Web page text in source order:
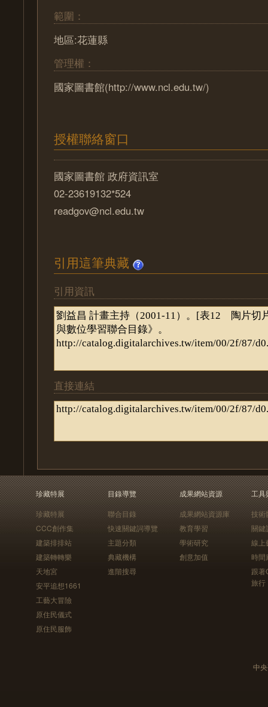
範圍：
地區:花蓮縣
管理權：
國家圖書館(http://www.ncl.edu.tw/)
授權聯絡窗口
國家圖書館 政府資訊室
02-23619132*524
readgov@ncl.edu.tw
引用這筆典藏
引用資訊
直接連結
珍藏特展
珍藏特展
CCC創作集
建築排排站
建築轉轉樂
天地宮
安平追想1661
工藝大冒險
原住民儀式
原住民服飾
目錄導覽
聯合目錄
快速關鍵詞導覽
主題分類
典藏機構
進階搜尋
成果網站資源
成果網站資源庫
教育學習
學術研究
創意加值
工具
技術
關鍵
線上
時間
跟
旅行
中